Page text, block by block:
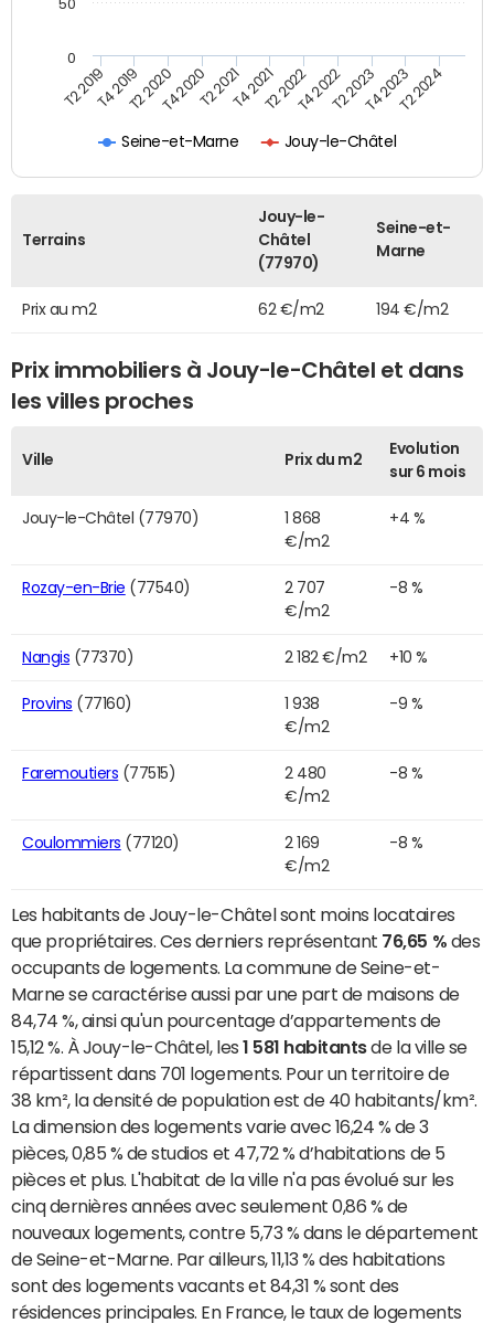
Seine-et-Marne Jouy-le-Châtel
T2 2019T4 2019T2 2020T4 2020T2 2021T4 2021T2 2022T4 2022T2 2023T4 2023T2 2024
0
50
Terrains
Jouy-le-
Châtel
(77970)
Seine-et-
Marne
Prix au m2 62 €/m2 194 €/m2
Prix immobiliers à Jouy-le-Châtel et dans
les villes proches
Ville Prix du m2
Evolution
sur 6 mois
Jouy-le-Châtel (77970)
1 868
€/m2
+4 %
Rozay-en-Brie (77540)
2 707
€/m2
-8 %
Nangis (77370) 2 182 €/m2 +10 %
Provins (77160)
1 938
€/m2
-9 %
Faremoutiers (77515)
2 480
€/m2
-8 %
Coulommiers (77120)
2 169
€/m2
-8 %
Les habitants de Jouy-le-Châtel sont moins locataires
que propriétaires. Ces derniers représentant 76,65 % des
occupants de logements. La commune de Seine-et-
Marne se caractérise aussi par une part de maisons de
84,74 %, ainsi qu'un pourcentage d’appartements de
15,12 %. À Jouy-le-Châtel, les1 581 habitantsde la ville se
répartissent dans 701 logements. Pour un territoire de
38 km², la densité de population est de 40 habitants/km².
La dimension des logements varie avec 16,24 % de 3
pièces, 0,85 % de studios et 47,72 % d’habitations de 5
pièces et plus. L'habitat de la ville n'a pas évolué sur les
cinq dernières années avec seulement 0,86 % de
nouveaux logements, contre 5,73 % dans le département
de Seine-et-Marne. Par ailleurs, 11,13 % des habitations
sont des logements vacants et 84,31 % sont des
résidences principales. En France, le taux de logements